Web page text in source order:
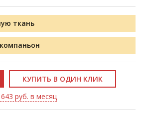
ткань
КУПИТЬ В ОДИН КЛИК
руб. в месяц